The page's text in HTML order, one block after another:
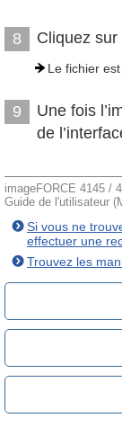
8 Cliquez
Le fichier est
9
Une fois
de
imageFORCE 4145 /
Guide de l'utilisateur
Si vous ne
effectuer une
Trouvez les